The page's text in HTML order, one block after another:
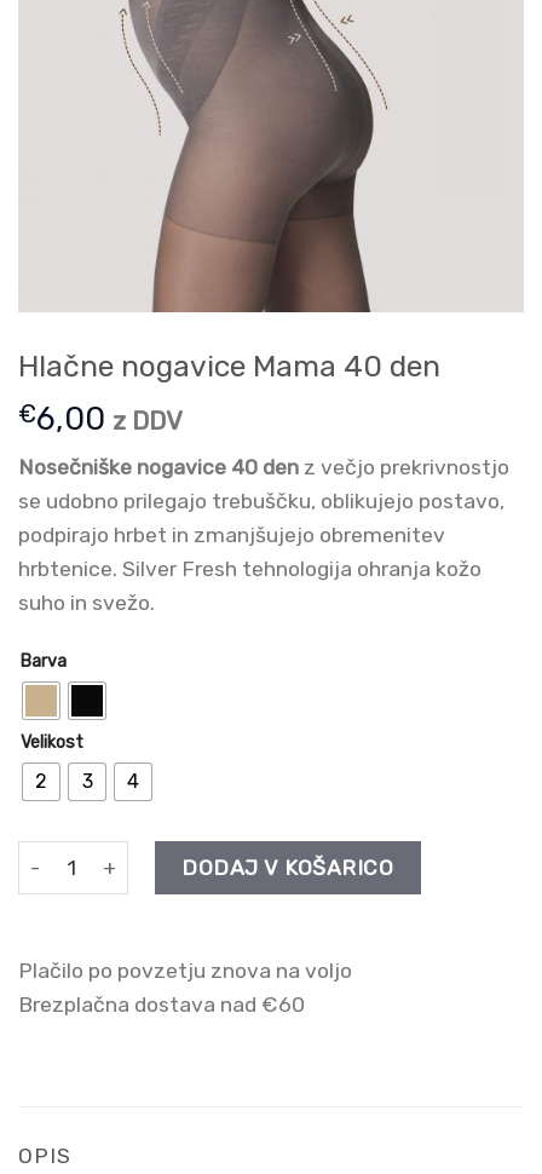
Hlačne nogavice Mama 40 den
€6,00 z DDV
Nosečniške nogavice 40 den z večjo prekrivnostjo
se udobno prilegajo trebuščku, oblikujejo postavo,
podpirajo hrbet in zmanjšujejo obremenitev
hrbtenice. Silver Fresh tehnologija ohranja kožo
suho in svežo.
Barva
Velikost
2 3 4
Hlačne nogavice Mama 40 den količina
DODAJ V KOŠARICO
Plačilo po povzetju znova na voljo
Brezplačna dostava nad €60
OPIS